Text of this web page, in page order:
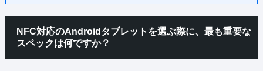
NFC対応のAndroidタブレットを選ぶ際に、最も重要な
スペックは何ですか？